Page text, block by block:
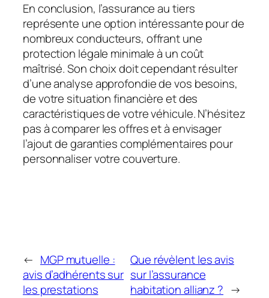
En conclusion, l’assurance au tiers
représente une option intéressante pour de
nombreux conducteurs, offrant une
protection légale minimale à un coût
maîtrisé. Son choix doit cependant résulter
d’une analyse approfondie de vos besoins,
de votre situation financière et des
caractéristiques de votre véhicule. N’hésitez
pas à comparer les offres et à envisager
l’ajout de garanties complémentaires pour
personnaliser votre couverture.
← MGP mutuelle :
avis d’adhérents sur
les prestations
Que révèlent les avis
sur l’assurance
habitation allianz ? →